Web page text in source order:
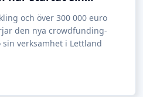
och över 300 000 euro
den nya crowdfunding-
verksamhet i Lettland